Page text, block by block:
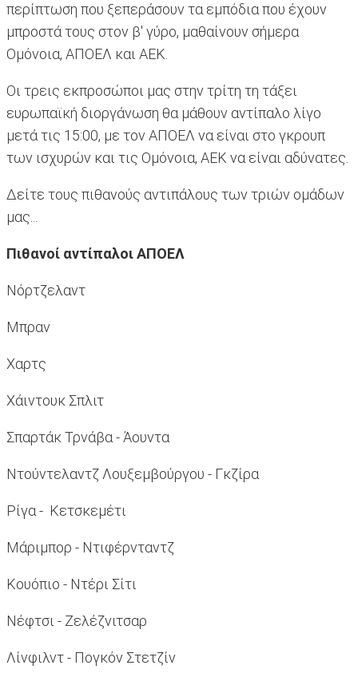
περίπτωση που ξεπεράσουν τα εμπόδια που έχουν
μπροστά τους στον β' γύρο, μαθαίνουν σήμερα
Ομόνοια, ΑΠΟΕΛ και ΑΕΚ.
Οι τρεις εκπροσώποι μας στην τρίτη τη τάξει
ευρωπαϊκή διοργάνωση θα μάθουν αντίπαλο λίγο
μετά τις 15:00, με τον ΑΠΟΕΛ να είναι στο γκρουπ
των ισχυρών και τις Ομόνοια, ΑΕΚ να είναι αδύνατες.
Δείτε τους πιθανούς αντιπάλους των τριών ομάδων
μας...
Πιθανοί αντίπαλοι ΑΠΟΕΛ
Νόρτζελαντ
Μπραν
Χαρτς
Χάιντουκ Σπλιτ
Σπαρτάκ Τρνάβα - Άουντα
Ντούντελαντζ Λουξεμβούργου - Γκζίρα
Ρίγα - Κετσκεμέτι
Μάριμπορ - Ντιφέρνταντζ
Κουόπιο - Ντέρι Σίτι
Νέφτσι - Ζελέζνιτσαρ
Λίνφιλντ - Πογκόν Στετζίν